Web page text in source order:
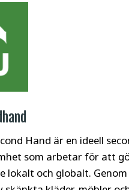
Hand är en ideell
som arbetar för att
lokalt och globalt. Genom